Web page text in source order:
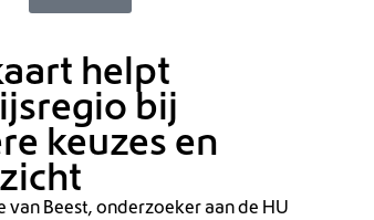
helpt
bij
keuzes en
van Beest, onderzoeker aan de HU